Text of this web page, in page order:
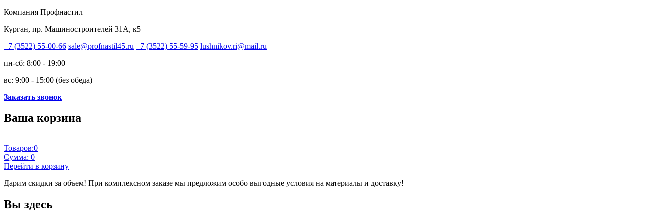
Компания Профнастил
Курган, пр. Машиностроителей 31А, к5
+7 (3522) 55-00-66 sale@profnastil45.ru +7 (3522) 55-59-95 lushnikov.ri@mail.ru
пн-сб: 8:00 - 19:00
вс: 9:00 - 15:00 (без обеда)
Заказать звонок
Ваша корзина
Товаров:0
Сумма: 0
Перейти в корзину
Дарим скидки за объем! При комплексном заказе мы предложим особо выгодные условия на материалы и доставку!
Вы здесь